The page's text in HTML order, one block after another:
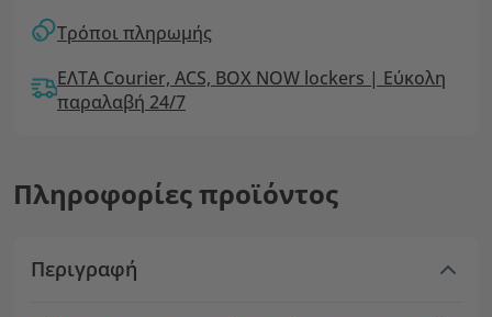
Τρόποι πληρωμής
ΕΛΤΑ Courier, ACS, BOX NOW lockers | Εύκολη
παραλαβή 24/7
Πληροφορίες προϊόντος
Περιγραφή